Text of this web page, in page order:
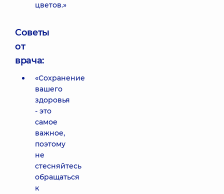
цветов.»
Советы
от
врача:
«Сохранение
вашего
здоровья
- это
самое
важное,
поэтому
не
стесняйтесь
обращаться
к